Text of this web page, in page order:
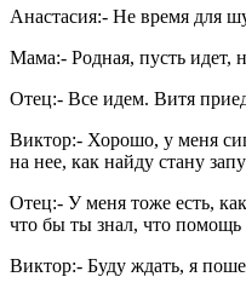
Анастасия:- Не время для
Мама:- Родная, пусть идет,
Отец:- Все идем. Витя
Виктор:- Хорошо, у меня
на нее, как найду стану
Отец:- У меня тоже есть,
что бы ты знал, что помощь
Виктор:- Буду ждать, я